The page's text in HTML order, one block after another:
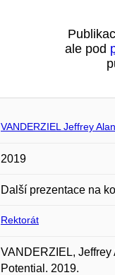
ale pod
VANDERZIEL Jeffrey Alan
2019
Další prezentace na
Rektorát
VANDERZIEL,
Potential. 2019.